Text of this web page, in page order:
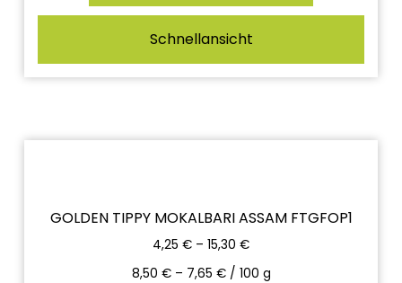
Schnellansicht
GOLDEN TIPPY MOKALBARI ASSAM FTGFOP1
4,25 € – 15,30 €
8,50 €– 7,65 €/ 100 g